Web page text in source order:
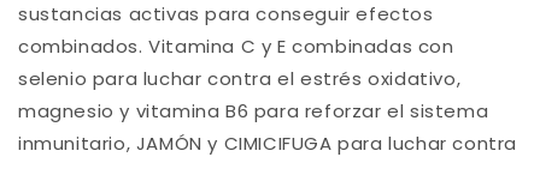
sustancias activas para conseguir efectos
combinados. Vitamina C y E combinadas con
selenio para luchar contra el estrés oxidativo,
magnesio y vitamina B6 para reforzar el sistema
inmunitario, JAMÓN y CIMICIFUGA para luchar contra